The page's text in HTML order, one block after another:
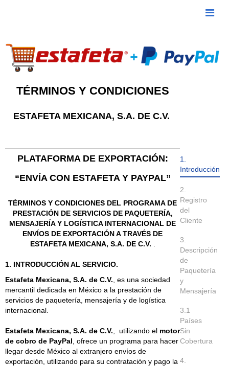
TÉRMINOS Y CONDICIONES
ESTAFETA MEXICANA, S.A. DE C.V.
PLATAFORMA DE EXPORTACIÓN:
“ENVÍA CON ESTAFETA Y PAYPAL”
TÉRMINOS Y CONDICIONES DEL PROGRAMA DE
PRESTACIÓN DE SERVICIOS DE PAQUETERÍA,
MENSAJERÍA Y LOGÍSTICA INTERNACIONAL DE
ENVÍOS DE EXPORTACIÓN A TRAVÉS DE
ESTAFETA MEXICANA, S.A. DE C.V.
1. INTRODUCCIÓN AL SERVICIO.
Estafeta Mexicana, S.A. de C.V. , es una sociedad
mercantil dedicada en México a la prestación de
servicios de paquetería, mensajería y de logística
internacional.
Estafeta Mexicana, S.A. de C.V. , utilizando el motor
de cobro de PayPal , ofrece un programa para hacer
llegar desde México al extranjero envíos de
exportación, utilizando para su contratación y pago la
1.
Introducción
2.
Registro
del
Cliente
3.
Descripción
de
Paquetería
y
Mensajería
3.1
Países
Sin
Cobertura
4.